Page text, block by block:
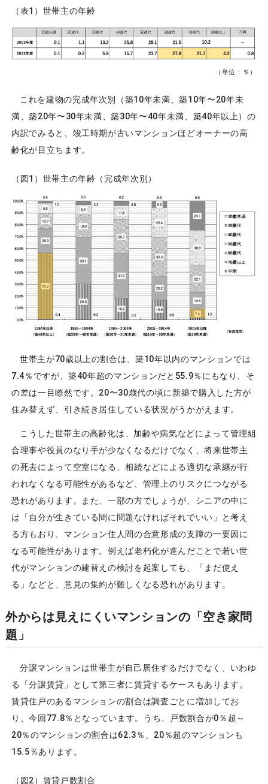
（表1）世帯主の年齢
（単位：％）
これを建物の完成年次別（築10年未満、築10年〜20年未
満、築20年〜30年未満、築30年〜40年未満、築40年以上）の
内訳でみると、竣工時期が古いマンションほどオーナーの高
齢化が目立ちます。
（図1）世帯主の年齢（完成年次別）
世帯主が70歳以上の割合は、築10年以内のマンションでは
7.4％ですが、築40年超のマンションだと55.9％にもなり、そ
の差は一目瞭然です。20〜30歳代の頃に新築で購入した方が
住み替えず、引き続き居住している状況がうかがえます。
こうした世帯主の高齢化は、加齢や病気などによって管理組
合理事や役員のなり手が少なくなるだけでなく、将来世帯主
の死去によって空室になる、相続などによる適切な承継が行
われなくなる可能性があるなど、管理上のリスクにつながる
恐れがあります。また、一部の方でしょうが、シニアの中に
は「自分が生きている間に問題なければそれでいい」と考え
る方もおり、マンション住人間の合意形成の支障の一要因に
なる可能性があります。例えば老朽化が進んだことで若い世
代がマンションの建替えの検討を起案しても、「まだ使え
る」などと、意見の集約が難しくなる恐れがあります。
外からは見えにくいマンションの「空き家問
題」
分譲マンションは世帯主が自己居住するだけでなく、いわゆ
る「分譲賃貸」として第三者に賃貸するケースもあります。
賃貸住戸のあるマンションの割合は調査ごとに増加してお
り、今回77.8％となっています。うち、戸数割合が0％超～
20％のマンションの割合は62.3％、20％超のマンションも
15.5％あります。
（図2）賃貸戸数割合